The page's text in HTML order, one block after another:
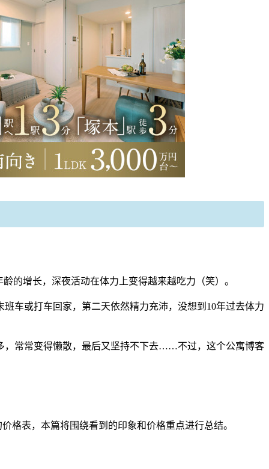
的增长，深夜活动在体力上变得越来越吃力（笑）。
车或打车回家，第二天依然精力充沛，没想到10年过去体力
，常常变得懒散，最后又坚持不下去……不过，这个公寓博客
格表，本篇将围绕看到的印象和价格重点进行总结。